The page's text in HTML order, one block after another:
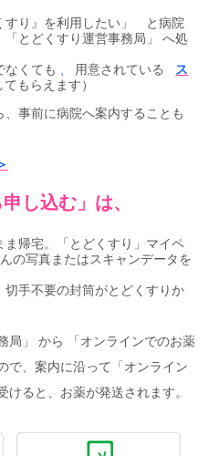
り』を利用したい」 と病院
とどくすり運営事務局」 へ処
なくても
用意されている
ス
もらえます）
事前に病院へ案内することも
し込む」は、
帰宅。「とどくすり」マイペ
の写真またはスキャンデータを
手不要の封筒がとどくすりか
」 から 「オンラインでのお薬
で、案内に沿って「オンライン
ると、お薬が発送されます。